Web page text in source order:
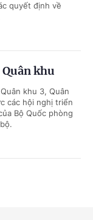
quyết định về
khu
khu 3, Quân
các hội nghị triển
Bộ Quốc phòng